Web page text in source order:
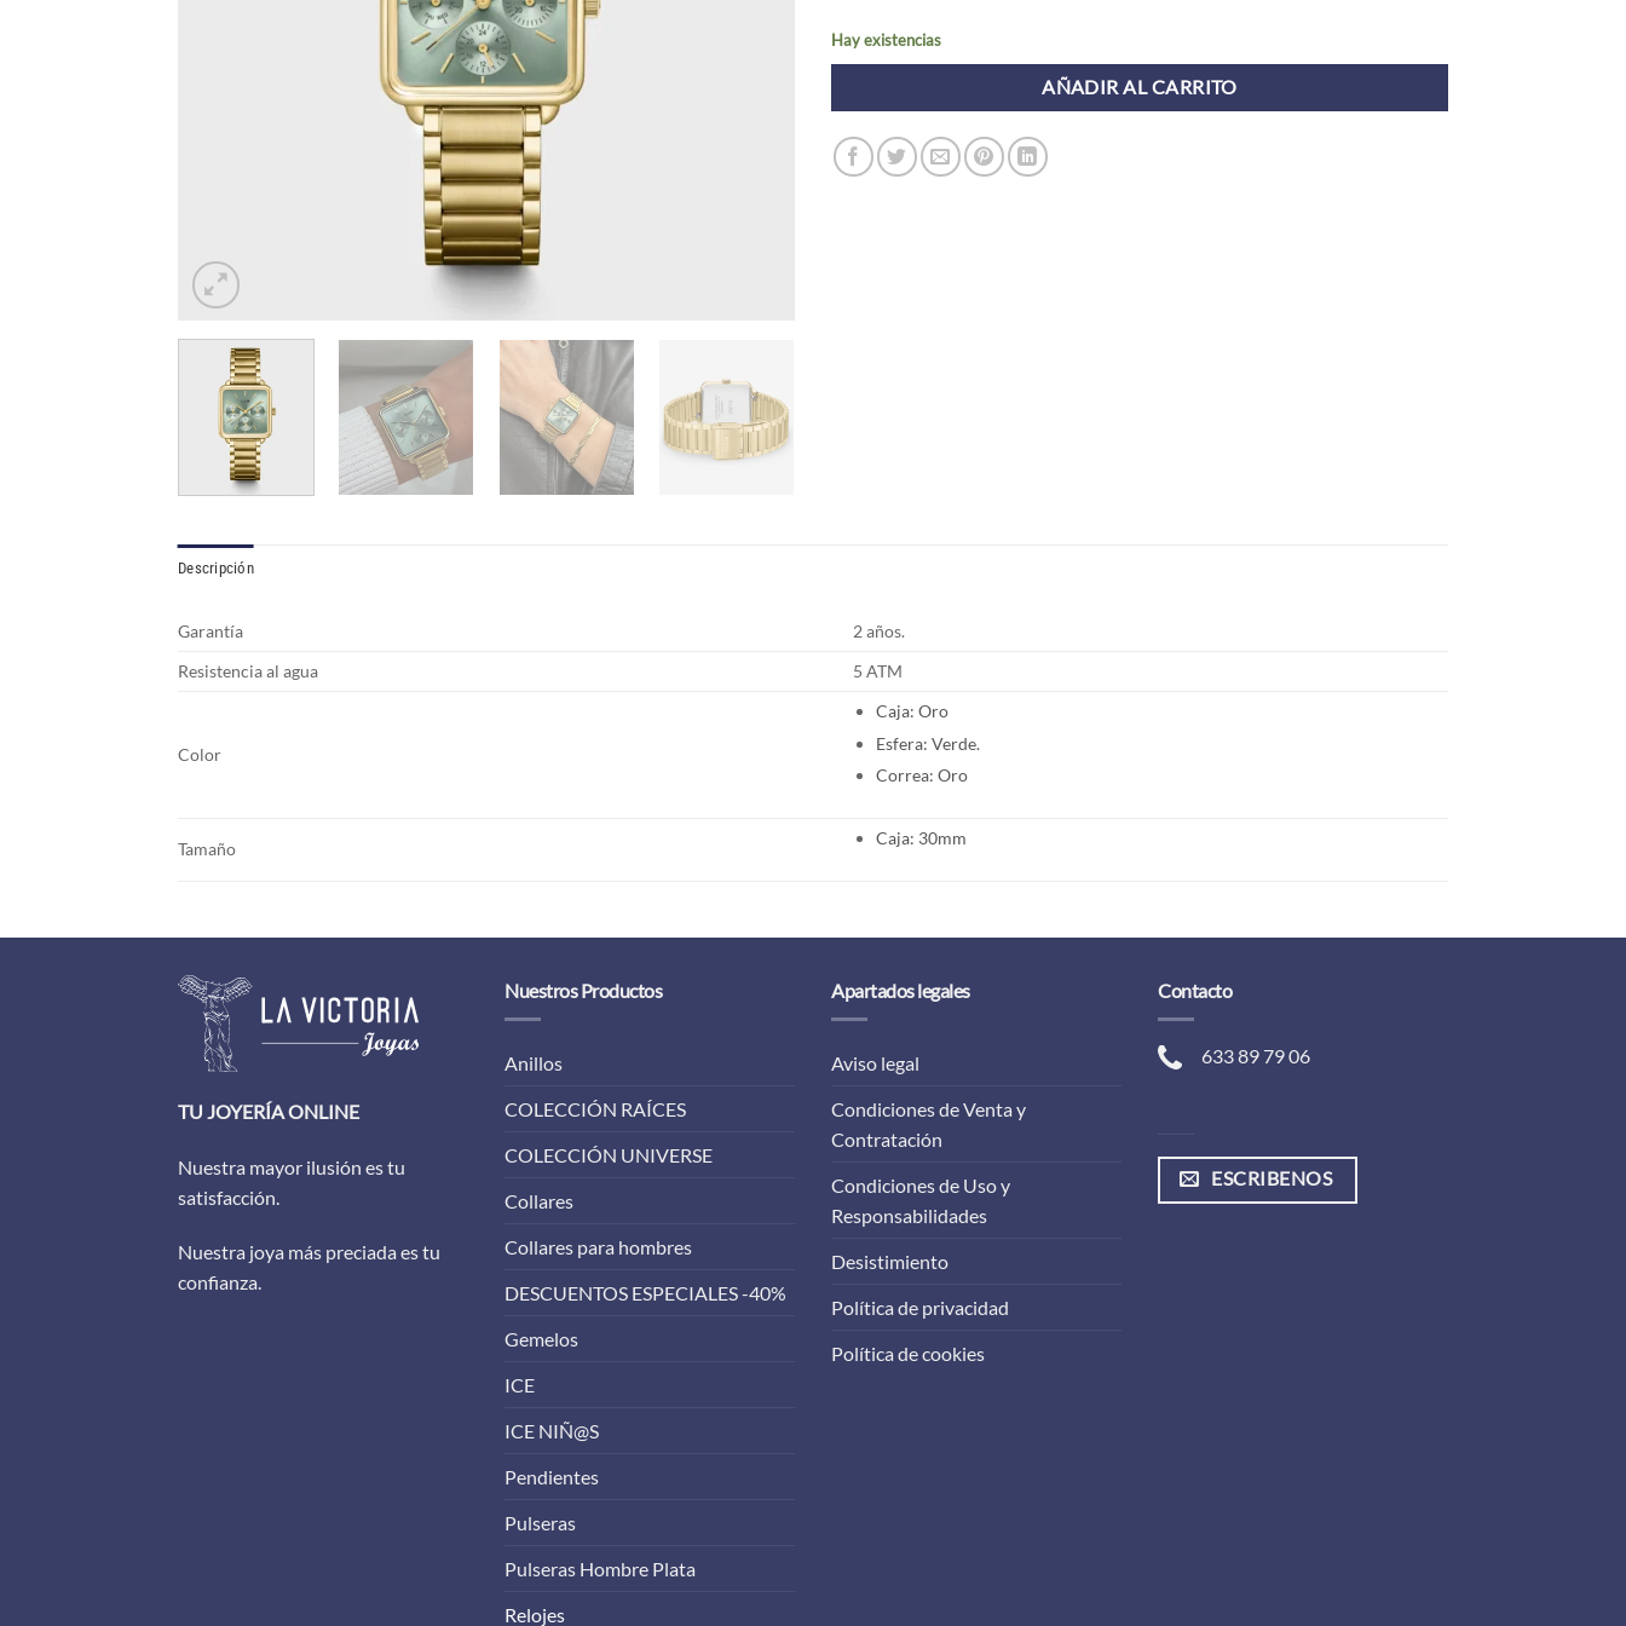
Hay existencias
AÑADIR AL CARRITO
Descripción
Garantía
2 años.
Resistencia al agua
5 ATM
Color
Caja: Oro
Esfera: Verde.
Correa: Oro
Tamaño
Caja: 30mm
TU JOYERÍA ONLINE
Nuestra mayor ilusión es tu
satisfacción.
Nuestra joya más preciada es tu
confianza.
Nuestros Productos
Anillos
COLECCIÓN RAÍCES
COLECCIÓN UNIVERSE
Collares
Collares para hombres
DESCUENTOS ESPECIALES -40%
Gemelos
ICE
ICE NIÑ@S
Pendientes
Pulseras
Pulseras Hombre Plata
Relojes
Apartados legales
Aviso legal
Condiciones de Venta y
Contratación
Condiciones de Uso y
Responsabilidades
Desistimiento
Política de privacidad
Política de cookies
Contacto
633 89 79 06
ESCRIBENOS